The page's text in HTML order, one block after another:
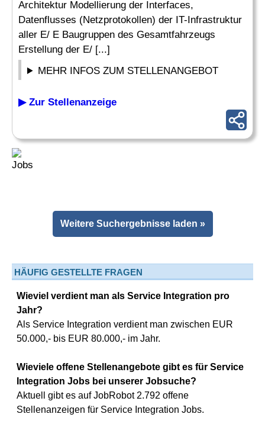
Architektur Modellierung der Interfaces,
Datenflusses (Netzprotokollen) der IT-Infrastruktur
aller E/ E Baugruppen des Gesamtfahrzeugs
Erstellung der E/ [...]
MEHR INFOS ZUM STELLENANGEBOT
▶ Zur Stellenanzeige
Weitere Suchergebnisse laden »
HÄUFIG GESTELLTE FRAGEN
Wieviel verdient man als Service Integration pro
Jahr?
Als Service Integration verdient man zwischen EUR
50.000,- bis EUR 80.000,- im Jahr.
Wieviele offene Stellenangebote gibt es für Service
Integration Jobs bei unserer Jobsuche?
Aktuell gibt es auf JobRobot 2.792 offene
Stellenanzeigen für Service Integration Jobs.